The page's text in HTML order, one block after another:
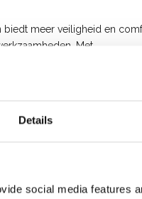
Details
social media features
biedt meer veiligheid en
Met
oplossing voor elke klus